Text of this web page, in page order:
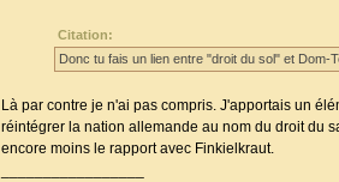
Citation:
Donc tu fais un lien entre "droit du sol" et
Là par contre je n'ai pas compris. J'apportais un
réintégrer la nation allemande au nom du droit du
encore moins le rapport avec Finkielkraut.